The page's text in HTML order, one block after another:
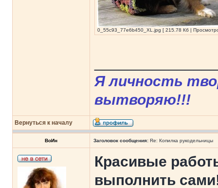
0_55c93_77e6b450_XL.jpg [ 215.78 Кб |
Я личность
вытворяю!!!
Вернуться к началу
ВоИн Заголовок сообщения: Re: Копилка рукодельницы
Красивые
выполнить